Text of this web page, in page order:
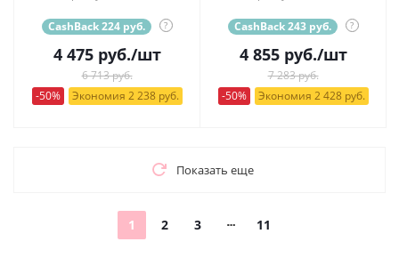
CashBack 224 руб. ?
4 475руб./шт
6 713 руб.
-50%
Экономия 2 238 руб.
CashBack 243 руб. ?
4 855руб./шт
7 283 руб.
-50%
Экономия 2 428 руб.
Показать еще
1 2 3 11